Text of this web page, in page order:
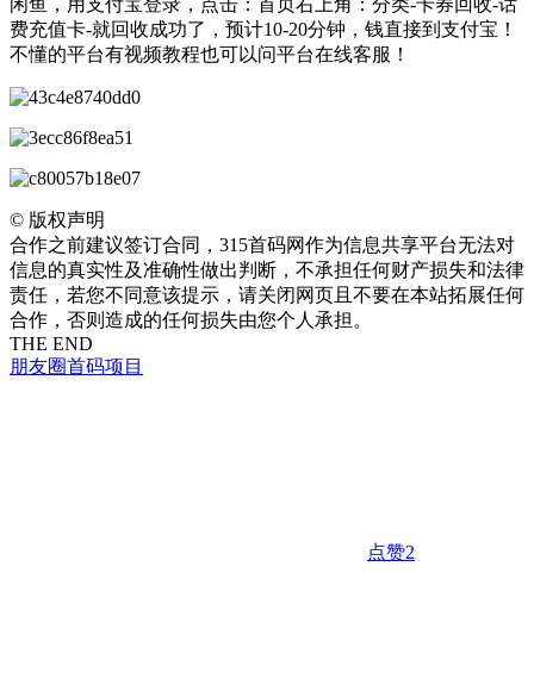
费充值卡-就回收成功了，预计10-20分钟，钱直接到支付宝！
不懂的平台有视频教程也可以问平台在线客服！
© 版权声明
合作之前建议签订合同，315首码网作为信息共享平台无法对
信息的真实性及准确性做出判断，不承担任何财产损失和法律
责任，若您不同意该提示，请关闭网页且不要在本站拓展任何
合作，否则造成的任何损失由您个人承担。
THE END
朋友圈首码项目
点赞2